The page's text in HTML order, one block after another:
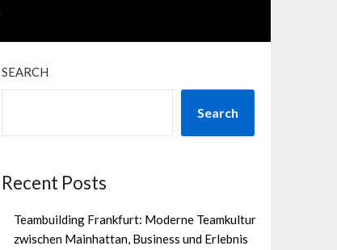
SEARCH
Search
Recent Posts
Teambuilding Frankfurt: Moderne Teamkultur
zwischen Mainhattan, Business und Erlebnis